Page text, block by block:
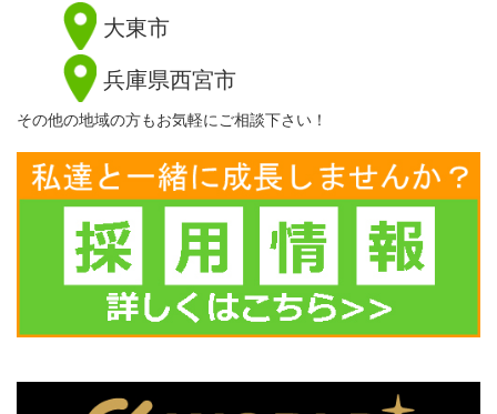
大東市
兵庫県西宮市
その他の地域の方もお気軽にご相談下さい！